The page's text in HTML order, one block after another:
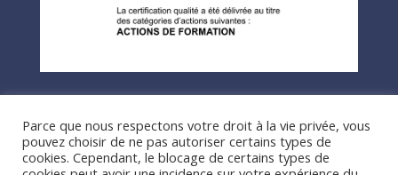
Parce que nous respectons votre droit à la vie privée, vous
pouvez choisir de ne pas autoriser certains types de
cookies. Cependant, le blocage de certains types de